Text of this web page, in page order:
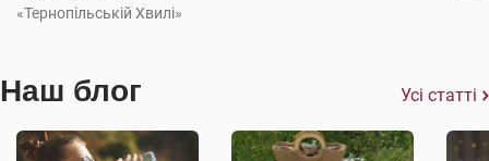
«Тернопільській Хвилі»
Наш блог Усі статті